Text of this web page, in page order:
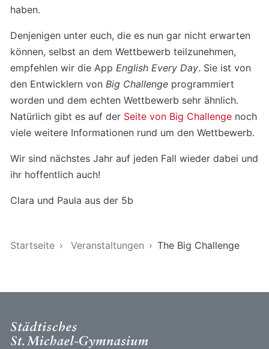
haben.
Denjenigen unter euch, die es nun gar nicht erwarten
können, selbst an dem Wettbewerb teilzunehmen,
empfehlen wir die App English Every Day. Sie ist von
den Entwicklern von Big Challenge programmiert
worden und dem echten Wettbewerb sehr ähnlich.
Natürlich gibt es auf der Seite von Big Challenge noch
viele weitere Informationen rund um den Wettbewerb.
Wir sind nächstes Jahr auf jeden Fall wieder dabei und
ihr hoffentlich auch!
Clara und Paula aus der 5b
Startseite
Veranstaltungen The Big Challenge